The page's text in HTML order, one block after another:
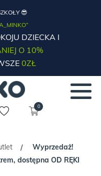
😎
DZIECKA I
O 10%
0ZŁ
0
/
Wyprzedaż!
dostępna OD RĘKI